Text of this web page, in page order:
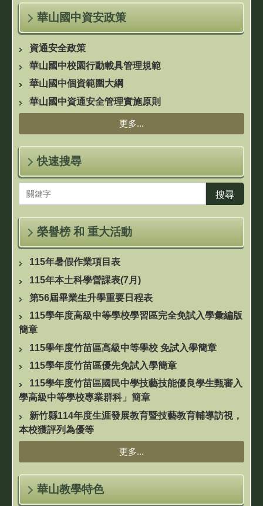
華山國中資安政策
資通安全政策
華山國中校園行動載具管理規範
華山國中個資範圍大綱
華山國中資通安全管理實施原則
更多...
快速搜尋
搜尋
榮譽榜 和 重大活動
115年暑假作業項目表
115年本土科學營課表(7月)
第56屆畢業生升學重要日程表
115學年度高級中等學校學習區完全免試入學彙編版
簡章
115學年度竹苗區高級中等學校 免試入學簡章
115學年度竹苗區優先免試入學簡章
115學年度竹苗區國民中學技藝技能優良學生甄審入
學高級中等學校專業群科」簡章
新竹縣114年度生涯發展教育暨技藝教育輔導訪視，
本校獲評列為優等
更多...
華山教學特色